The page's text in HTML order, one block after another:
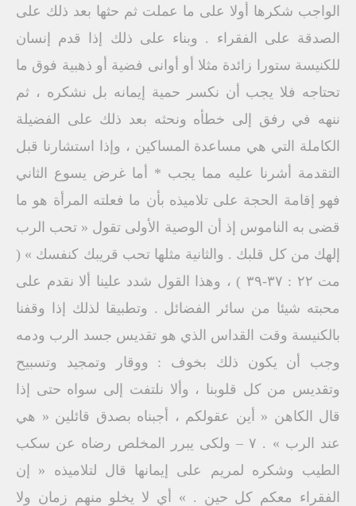
الواجب شكرها أولا على ما عملت ثم حثها بعد ذلك على
الصدقة على الفقراء . وبناء على ذلك إذا قدم إنسان
للكنيسة ستورا زائدة مثلا أو أوانى فضية أو ذهبية فوق ما
تحتاجه فلا يجب أن نكسر حمية إيمانه بل نشكره ، ثم
ننهه في رفق إلى خطأه ونحثه بعد ذلك على الفضيلة
الكاملة التي هي مساعدة المساكين ، وإذا استشارنا قبل
التقدمة أشرنا عليه مما يجب * أما غرض يسوع الثاني
فهو إقامة الحجة على تلاميذه بأن ما فعلته المرأة هو ما
قضى به الناموس إذ أن الوصية الأولى تقول « تحب الرب
إلهك من كل قلبك . والثانية مثلها تحب قريبك كنفسك » (
مت ۲۲ : ۳۷-۳۹ ) ، وهذا القول شدد علينا ألا نقدم على
محبته شيئا من سائر الفضائل . وتطبيقا لذلك إذا وقفنا
بالكنيسة وقت القداس الذي هو تقديس جسد الرب ودمه
وجب أن يكون ذلك بخوف : ووقار وتمجيد وتسبيح
وتقديس من كل قلوبنا ، وألا نلتفت إلى سواه حتى إذا
قال الكاهن « أين عقولكم ، أجبناه بصدق قائلين « هي
عند الرب » . ۷ – ولکی يبرر المخلص رضاه عن سكب
الطيب وشكره لمريم على إيمانها قال لتلاميذه « إن
الفقراء معكم كل حين . » أي لا يخلو منهم زمان ولا